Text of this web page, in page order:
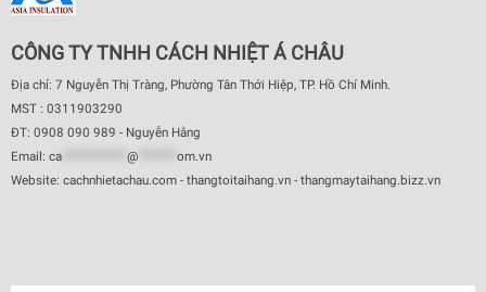
CÔNG TY TNHH CÁCH NHIỆT Á CHÂU
Địa chỉ: 7 Nguyễn Thị Tràng, Phường Tân Thới Hiệp, TP. Hồ Chí Minh.
MST : 0311903290
ĐT: 0908 090 989 - Nguyễn Hằng
Email: ca @
om.vn
Website: cachnhietachau.com - thangtoitaihang.vn - thangmaytaihang.bizz.vn